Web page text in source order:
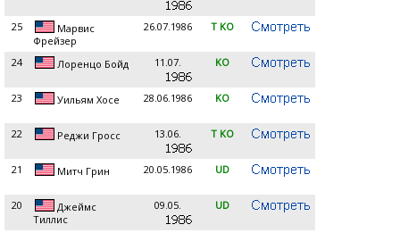
25
Марвис
Фрейзер
26.07.1986 T KO
24 Лоренцо Бойд 11.07. KO
23 Уильям Хосе 28.06.1986 KO
22 Реджи Гросс 13.06. T KO
21 Митч Грин 20.05.1986 UD
20
Джеймс
Тиллис
09.05. UD